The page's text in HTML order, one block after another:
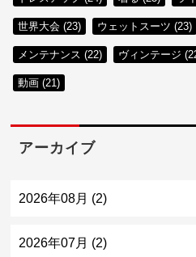
世界大会 (23) ウェットスーツ (23)
メンテナンス (22) ヴィンテージ
動画 (21)
アーカイブ
2026年08月 (2)
2026年07月 (2)